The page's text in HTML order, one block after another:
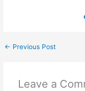
← Previous Post
Leave a